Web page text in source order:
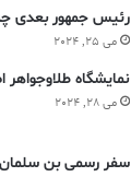
رئیس جمهور بعدی
می 25, 2024
نمایشگاه طلاوجواهر
می 28, 2024
سفر رسمی بن سلمان